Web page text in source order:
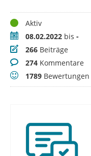
StatusAktiv
Zeitraum08.02.2022 bis -
Beiträge
266 Beiträge
Kommentare
274 Kommentare
Bewertungen
1789 Bewertungen